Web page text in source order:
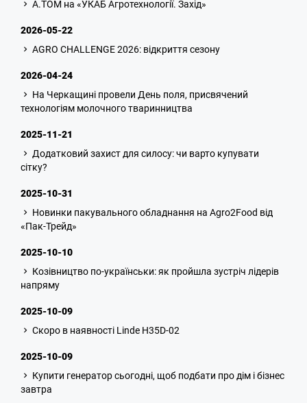
A.TOM на «УКАБ Агротехнології. Захід»
2026-05-22
AGRO CHALLENGE 2026: відкриття сезону
2026-04-24
На Черкащині провели День поля, присвячений
технологіям молочного тваринництва
2025-11-21
Додатковий захист для силосу: чи варто купувати
сітку?
2025-10-31
Новинки пакувального обладнання на Agro2Food від
«Пак-Трейд»
2025-10-10
Козівництво по-українськи: як пройшла зустріч лідерів
напряму
2025-10-09
Скоро в наявності Linde H35D-02
2025-10-09
Купити генератор сьогодні, щоб подбати про дім і бізнес
завтра